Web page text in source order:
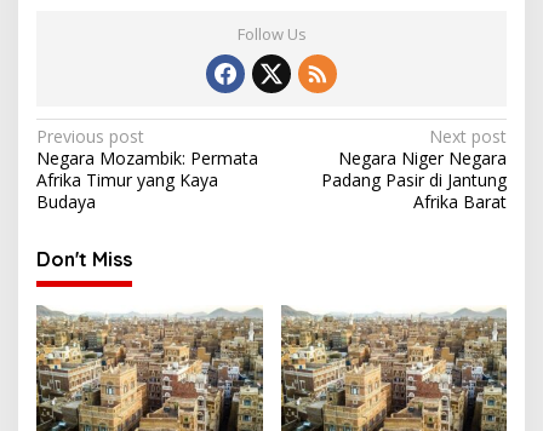
Follow Us
Post
navigation
Previous post
Negara Mozambik: Permata
Afrika Timur yang Kaya
Budaya
Next post
Negara Niger Negara
Padang Pasir di Jantung
Afrika Barat
Don't Miss